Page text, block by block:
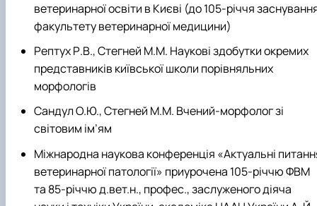
ветеринарної освіти в Києві (до 105-річчя
факультету ветеринарної медицини)
Рептух Р.В., Стегней М.М. Наукові здобутки окремих
представників київської школи порівняльних
морфологів
Сандул О.Ю., Стегней М.М. Вчений-морфолог зі
світовим ім’ям
Міжнародна наукова конференція «Актуальні
ветеринарної патології» приурочена 105-річчю ФВМ
та 85-річчю д.вет.н., профес., заслуженого діяча